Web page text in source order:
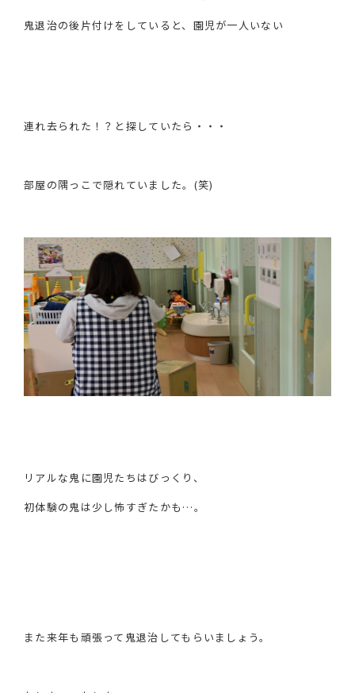
鬼退治の後片付けをしていると、園児が一人いない
連れ去られた！？と探していたら・・・
部屋の隅っこで隠れていました。(笑)
リアルな鬼に園児たちはびっくり、
初体験の鬼は少し怖すぎたかも…。
また来年も頑張って鬼退治してもらいましょう。